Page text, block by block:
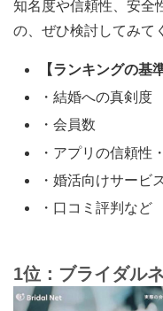
知名度や信頼性、安全
の、ぜひ検討してみて
【ランキングの基
・結婚への真剣度
・会員数
・アプリの信頼性
・婚活向けサービ
・口コミ評判など
1位：ブライダル